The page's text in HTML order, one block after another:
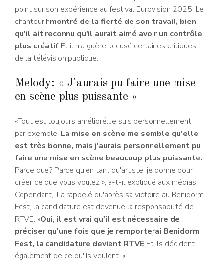
point sur son expérience au festival Eurovision 2025. Le
chanteur hmontré de la fierté de son travail, bien
qu'il ait reconnu qu'il aurait aimé avoir un contrôle
plus créatif Et il n'a guère accusé certaines critiques
de la télévision publique.
Melody: « J'aurais pu faire une mise
en scène plus puissante »
«Tout est toujours amélioré. Je suis personnellement,
par exemple, La mise en scène me semble qu'elle
est très bonne, mais j'aurais personnellement pu
faire une mise en scène beaucoup plus puissante.
Parce que? Parce qu'en tant qu'artiste, je donne pour
créer ce que vous voulez », a-t-il expliqué aux médias.
Cependant, il a rappelé qu'après sa victoire au Benidorm
Fest, la candidature est devenue la responsabilité de
RTVE: »Oui, il est vrai qu'il est nécessaire de
préciser qu'une fois que je remporterai Benidorm
Fest, la candidature devient RTVE Et ils décident
également de ce qu'ils veulent. «